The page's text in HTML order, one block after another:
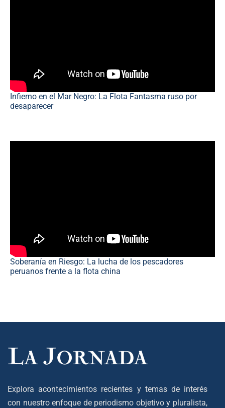
Infierno en el Mar Negro: La Flota Fantasma ruso por
desaparecer
Soberanía en Riesgo: La lucha de los pescadores
peruanos frente a la flota china
Explora acontecimientos recientes y temas de interés
con nuestro enfoque de periodismo objetivo y pluralista,